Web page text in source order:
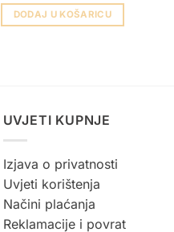
DODAJ U KOŠARICU
UVJETI KUPNJE
Izjava o privatnosti
Uvjeti korištenja
Načini plaćanja
Reklamacije i povrat